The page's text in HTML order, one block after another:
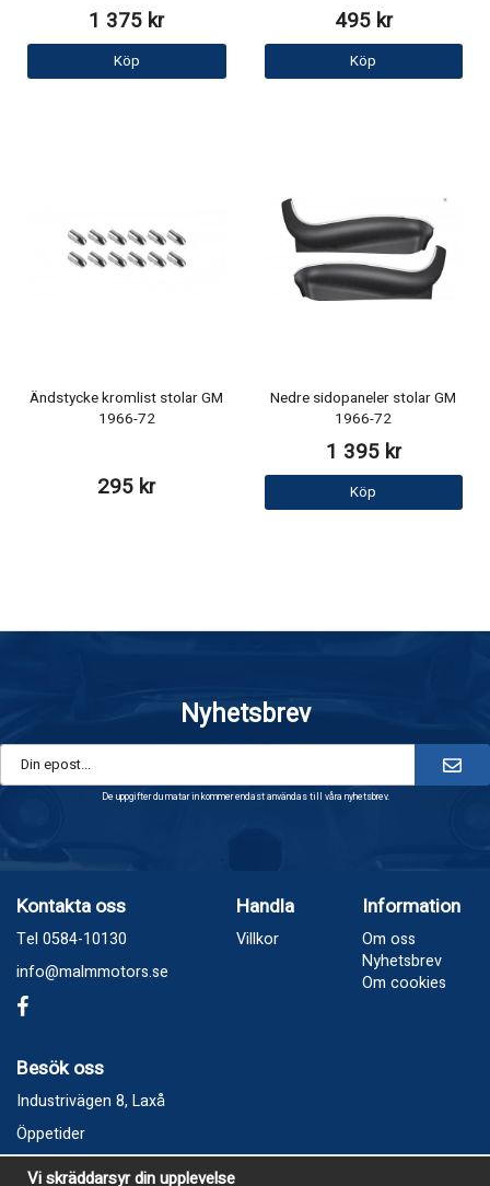
1 375 kr
Köp
495 kr
Köp
Ändstycke kromlist stolar GM
1966-72
295 kr
Nedre sidopaneler stolar GM
1966-72
1 395 kr
Köp
Nyhetsbrev
De uppgifter du matar in kommer endast användas till våra nyhetsbrev.
Kontakta oss
Tel 0584-10130
info@malmmotors.se
Handla
Villkor
Information
Om oss
Nyhetsbrev
Om cookies
Besök oss
Industrivägen 8, Laxå
Öppetider
Vecka 32
Vi skräddarsyr din upplevelse